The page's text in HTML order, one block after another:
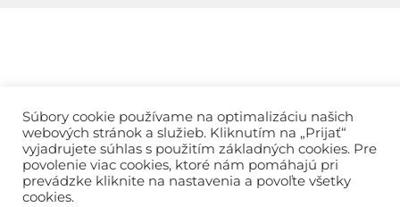
Súbory cookie používame na optimalizáciu našich
webových stránok a služieb. Kliknutím na „Prijať“
vyjadrujete súhlas s použitím základných cookies. Pre
povolenie viac cookies, ktoré nám pomáhajú pri
prevádzke kliknite na nastavenia a povoľte všetky
cookies.